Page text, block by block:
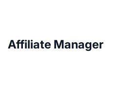
Affiliate Manager